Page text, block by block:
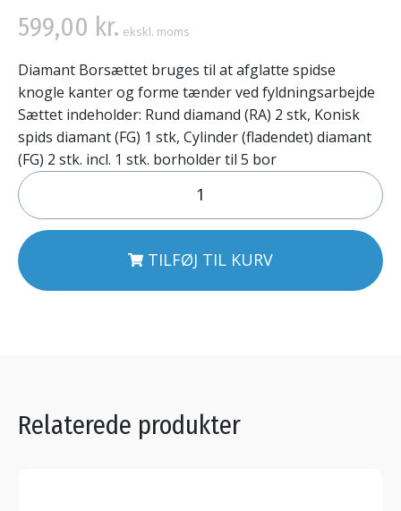
599,00 kr. ekskl. moms
Diamant Borsættet bruges til at afglatte spidse
knogle kanter og forme tænder ved fyldningsarbejde
Sættet indeholder: Rund diamand (RA) 2 stk, Konisk
spids diamant (FG) 1 stk, Cylinder (fladendet) diamant
(FG) 2 stk. incl. 1 stk. borholder til 5 bor
TILFØJ TIL KURV
Relaterede produkter